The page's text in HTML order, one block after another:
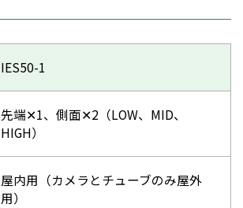
IES50-1
先端✕1、側面✕2（LOW、MID、
HIGH）
屋内用（カメラとチューブのみ屋外
用）